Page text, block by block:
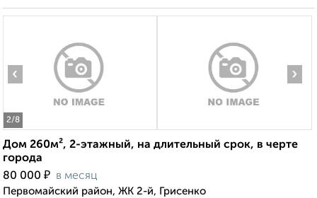
2/8
‹ ›
Дом 260м², 2-этажный, на длительный срок, в черте
города
80 000 ₽ в месяц
Первомайский район, ЖК 2-й, Грисенко